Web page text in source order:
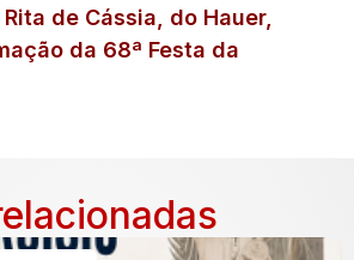
de Cássia, do Hauer,
da 68ª Festa da